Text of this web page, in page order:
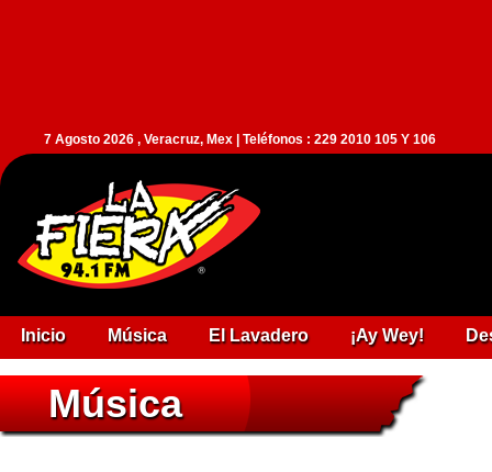
7 Agosto 2026 , Veracruz, Mex | Teléfonos : 229 2010 105 Y 106
Inicio Música El Lavadero ¡Ay Wey!
Música